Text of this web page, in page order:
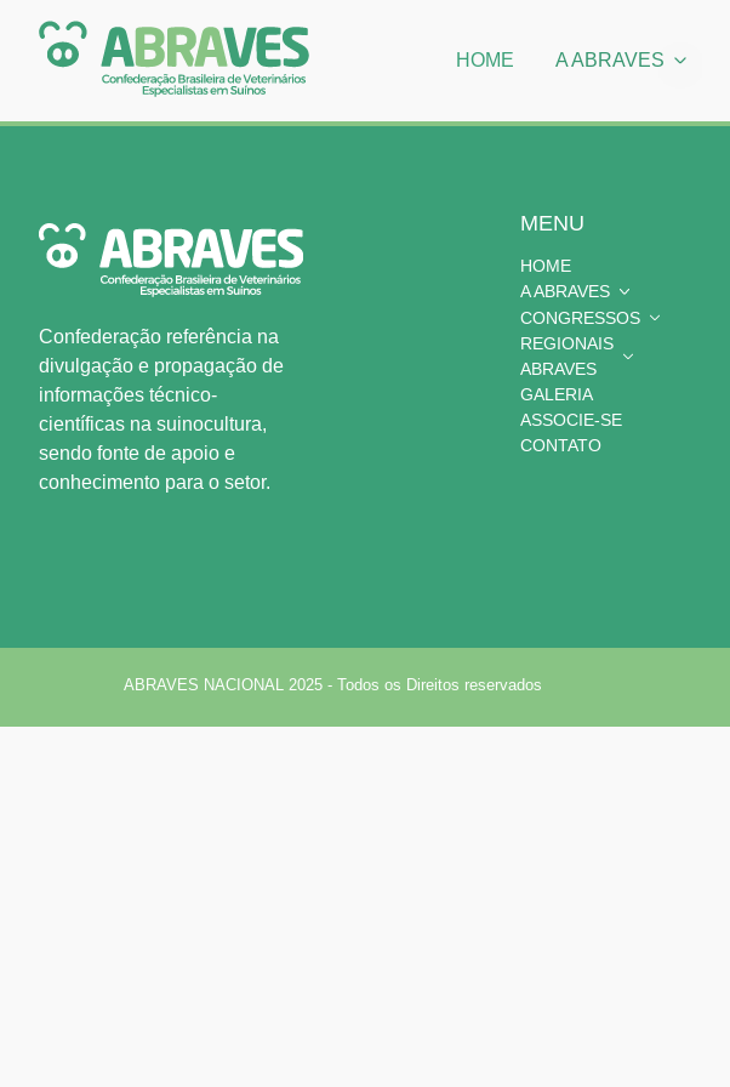
HOME A ABRAVES
Confederação referência na
divulgação e propagação de
informações técnico-
científicas na suinocultura,
sendo fonte de apoio e
conhecimento para o setor.
MENU
HOME
A ABRAVES
CONGRESSOS
REGIONAIS
ABRAVES
GALERIA
ASSOCIE-SE
CONTATO
ABRAVES NACIONAL 2025 - Todos os Direitos reservados